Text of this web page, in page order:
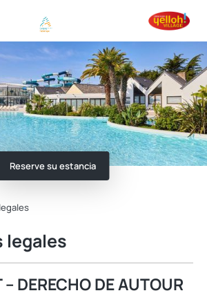
Reserve su estancia
legales
DERECHO DE AUTOUR